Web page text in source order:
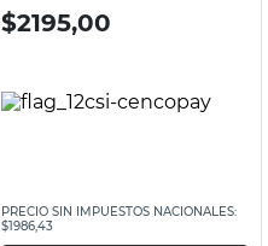
$2195,00
PRECIO SIN IMPUESTOS NACIONALES:
$1986,43